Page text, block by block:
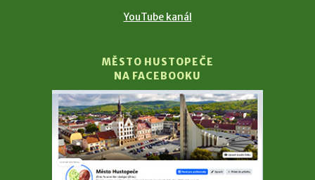
YouTube kanál
MĚSTO HUSTOPEČE
NA FACEBOOKU